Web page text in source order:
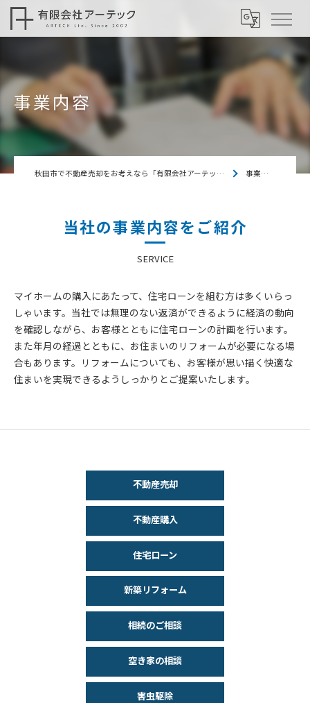
事業内容
秋田市で不動産売却をお考えなら「有限会社アーテック」 事業内容
当社の事業内容をご紹介
SERVICE
マイホームの購入にあたって、住宅ローンを組む方は多くいらっ
しゃいます。当社では無理のない返済ができるように経済の動向
を確認しながら、お客様とともに住宅ローンの計画を行います。
また年月の経過とともに、お住まいのリフォームが必要になる場
合もあります。リフォームについても、お客様が思い描く快適な
住まいを実現できるようしっかりとご提案いたします。
不動産売却
不動産購入
住宅ローン
新築リフォーム
相続のご相談
空き家の相談
害虫駆除